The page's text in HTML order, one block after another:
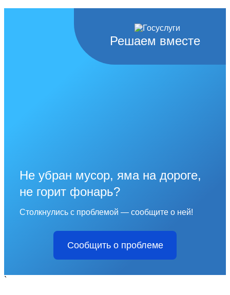
Решаем вместе
Не убран мусор, яма на дороге,
не горит фонарь?
Столкнулись с проблемой — сообщите о ней!
Сообщить о проблеме
`